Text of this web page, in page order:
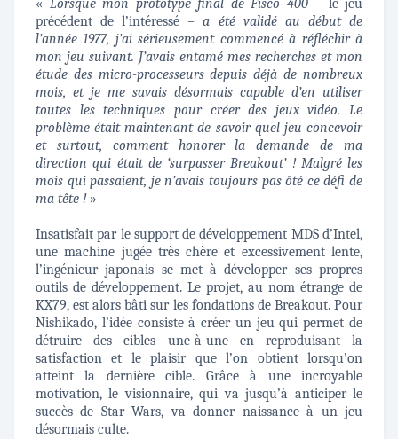
« Lorsque mon prototype final de Fisco 400 – le jeu
précédent de l’intéressé – a été validé au début de
l’année 1977, j’ai sérieusement commencé à réfléchir à
mon jeu suivant. J’avais entamé mes recherches et mon
étude des micro-processeurs depuis déjà de nombreux
mois, et je me savais désormais capable d’en utiliser
toutes les techniques pour créer des jeux vidéo. Le
problème était maintenant de savoir quel jeu concevoir
et surtout, comment honorer la demande de ma
direction qui était de ‘surpasser Breakout’ ! Malgré les
mois qui passaient, je n’avais toujours pas ôté ce défi de
ma tête !»
Insatisfait par le support de développement MDS d’Intel,
une machine jugée très chère et excessivement lente,
l’ingénieur japonais se met à développer ses propres
outils de développement. Le projet, au nom étrange de
KX79, est alors bâti sur les fondations de Breakout. Pour
Nishikado, l’idée consiste à créer un jeu qui permet de
détruire des cibles une-à-une en reproduisant la
satisfaction et le plaisir que l’on obtient lorsqu’on
atteint la dernière cible. Grâce à une incroyable
motivation, le visionnaire, qui va jusqu’à anticiper le
succès de Star Wars, va donner naissance à un jeu
désormais culte.